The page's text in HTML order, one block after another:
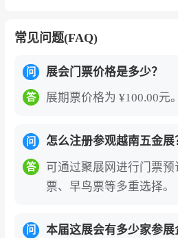
展出手动工具、电动工具、
配套产业5大品类。这些产
行业，包括工程、制造、维
有一流竞争力的国家和地区
特别是中国、日本、印度和
南市场在吸引投资方面的能
此外，VSIF展馆内的“胡志
常见问题(FAQ)
问 展会门票价格是多少？
答 展期票价格为 ¥100.00元。
问 怎么注册参观越南五金展
答
可通过聚展网进行门票
票、早鸟票等多重选择。
问 本届这展会有多少家参展